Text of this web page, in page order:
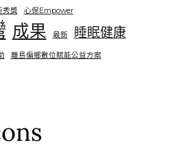
秀獎 心保Empower
成果 最新 睡眠健康
離島偏鄉數位賦能公益方案